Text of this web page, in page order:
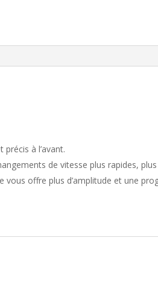
à l’avant.
de vitesse plus rapides,
vous offre plus d’amplitude et une